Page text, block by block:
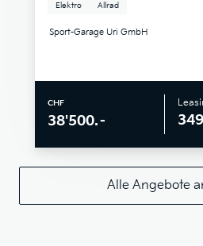
Elektro Allrad
Sport-Garage Uri GmbH
CHF
38'500.–
Alle Angebote